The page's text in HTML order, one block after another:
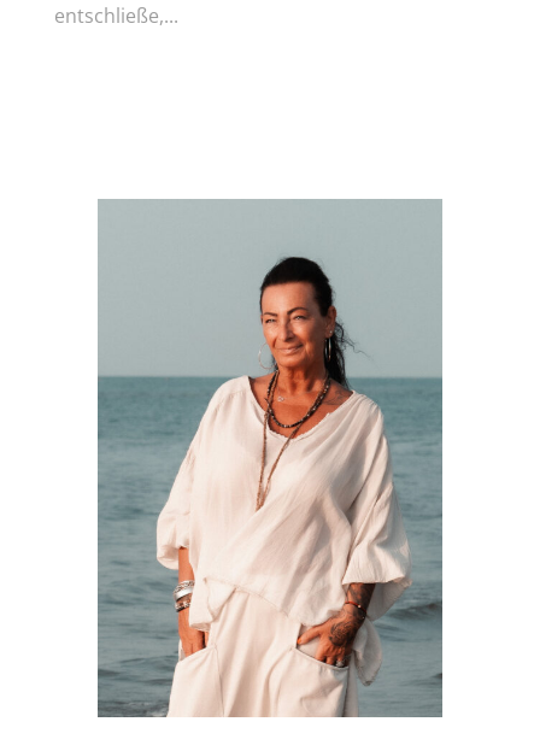
entschließe,...